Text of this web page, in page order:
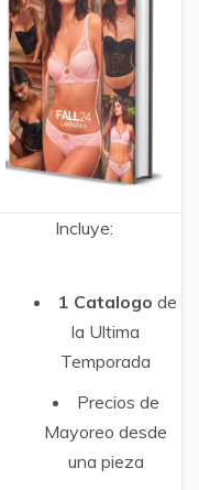
Incluye:
1 Catalogo de
la Ultima
Temporada
Precios de
Mayoreo desde
una pieza